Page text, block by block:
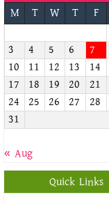
M
T W T F
3
4 5 6 7
10
11 12 13 14
17
18 19 20 21
24
25 26 27 28
31
« Aug
Quick Links